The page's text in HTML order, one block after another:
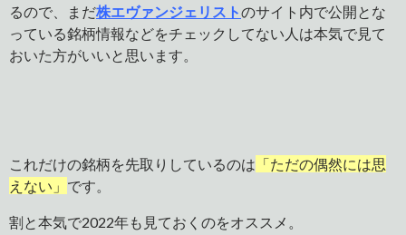
るので、まだ株エヴァンジェリストのサイト内で公開とな
っている銘柄情報などをチェックしてない人は本気で見て
おいた方がいいと思います。
これだけの銘柄を先取りしているのは 「ただの偶然には思
えない」 です。
割と本気で2022年も見ておくのをオススメ。